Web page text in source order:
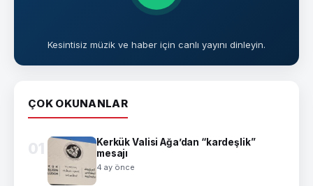
Kesintisiz müzik ve haber için canlı yayını dinleyin.
ÇOK OKUNANLAR
01
Kerkük Valisi Ağa’dan “kardeşlik”
mesajı
4 ay önce